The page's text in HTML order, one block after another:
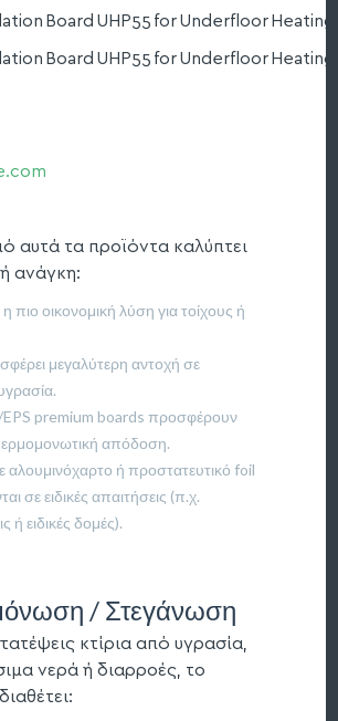
Board UHP55 for Underfloor Heating
Board UHP55 for Underfloor Heating
αυτά τα προϊόντα καλύπτει
ανάγκη:
η πιο οικονομική λύση για τοίχους ή
μεγαλύτερη αντοχή σε
premium boards προσφέρουν
απόδοση.
αλουμινόχαρτο ή προστατευτικό foil
σε ειδικές απαιτήσεις (π.χ.
ή ειδικές δομές).
/ Στεγάνωση
κτίρια από υγρασία,
νερά ή διαρροές, το